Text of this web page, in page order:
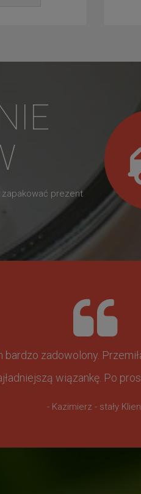
prezent
zadowolony.
wiązankę. Po
- Kazimierz - stały